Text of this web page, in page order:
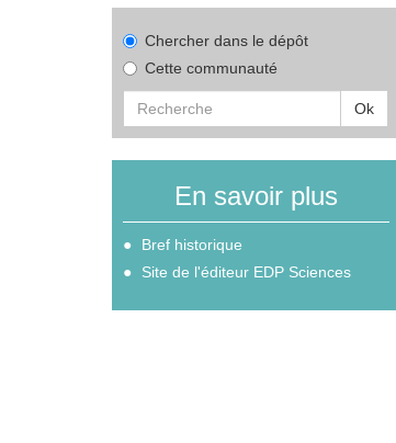
Chercher dans le dépôt
Cette communauté
Ok
En savoir plus
Bref historique
Site de l'éditeur EDP Sciences